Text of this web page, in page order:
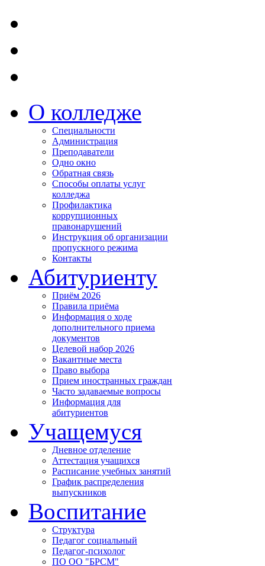
О колледже
Специальности
Администрация
Преподаватели
Одно окно
Обратная связь
Способы оплаты услуг
колледжа
Профилактика
коррупционных
правонарушений
Инструкция об организации
пропускного режима
Контакты
Абитуриенту
Приём 2026
Правила приёма
Информация о ходе
дополнительного приема
документов
Целевой набор 2026
Вакантные места
Право выбора
Прием иностранных граждан
Часто задаваемые вопросы
Информация для
абитуриентов
Учащемуся
Дневное отделение
Аттестация учащихся
Расписание учебных занятий
График распределения
выпускников
Воспитание
Структура
Педагог социальный
Педагог-психолог
ПО ОО "БРСМ"